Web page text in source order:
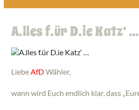
A.lles f.ür D.ie Katz‘ …
LiebeAfDWähler,
wann wird Euch endlich klar, dass